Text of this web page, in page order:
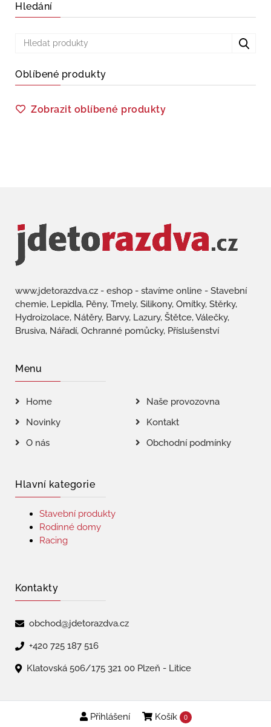
Přihlášení Košík 0
Hledání
Oblíbené produkty
Zobrazit oblíbené produkty
www.jdetorazdva.cz - eshop - stavíme online - Stavební
chemie, Lepidla, Pěny, Tmely, Silikony, Omítky, Stěrky,
Hydroizolace, Nátěry, Barvy, Lazury, Štětce, Válečky,
Brusiva, Nářadí, Ochranné pomůcky, Příslušenství
Menu
Home
Naše provozovna
Novinky
Kontakt
O nás
Obchodní podmínky
Hlavní kategorie
Stavební produkty
Rodinné domy
Racing
Kontakty
obchod@jdetorazdva.cz
+420 725 187 516
Klatovská 506/175 321 00 Plzeň - Litice
Copyright © 2026 | jdetorazdva